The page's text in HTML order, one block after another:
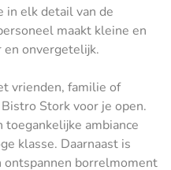
in elk detail van de
maakt kleine en
onvergetelijk.
vrienden, familie of
Stork voor je open.
ambiance
klasse. Daarnaast is
ontspannen borrelmoment